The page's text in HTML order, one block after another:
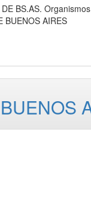
BS.AS.
BUENOS AIRES